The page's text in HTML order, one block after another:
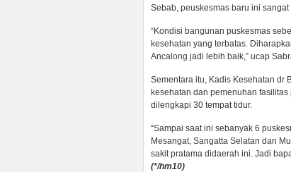
Sebab, peuskesmas baru ini
“Kondisi bangunan puskesmas
kesehatan yang terbatas.
Ancalong jadi lebih baik,” ucap
Sementara itu, Kadis Kesehatan dr
kesehatan dan pemenuhan
dilengkapi 30 tempat tidur.
“Sampai saat ini sebanyak 6
Mesangat, Sangatta Selatan dan
sakit pratama didaerah ini. Jadi
(*/hm10)